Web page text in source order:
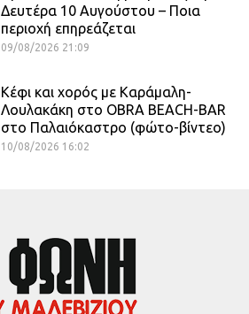
Δευτέρα 10 Αυγούστου – Ποια
περιοχή επηρεάζεται
09/08/2026 21:09
Κέφι και χορός με Καράμαλη-
Λουλακάκη στο OBRA BEACH-BAR
στο Παλαιόκαστρο (φώτο-βίντεο)
10/08/2026 16:02